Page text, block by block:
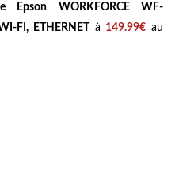
Epson WORKFORCE WF-
FI, ETHERNETà 149.99€ au